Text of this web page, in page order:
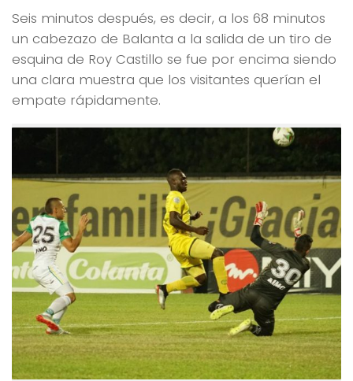
Seis minutos después, es decir, a los 68 minutos
un cabezazo de Balanta a la salida de un tiro de
esquina de Roy Castillo se fue por encima siendo
una clara muestra que los visitantes querían el
empate rápidamente.